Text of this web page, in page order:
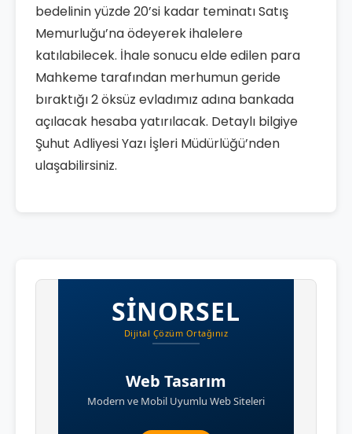
bedelinin yüzde 20’si kadar teminatı Satış
Memurluğu’na ödeyerek ihalelere
katılabilecek. İhale sonucu elde edilen para
Mahkeme tarafından merhumun geride
bıraktığı 2 öksüz evladımız adına bankada
açılacak hesaba yatırılacak. Detaylı bilgiye
Şuhut Adliyesi Yazı İşleri Müdürlüğü’nden
ulaşabilirsiniz.